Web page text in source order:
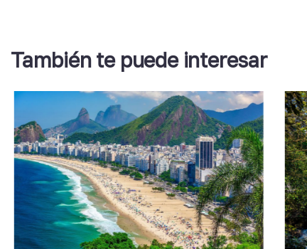
También te puede interesar